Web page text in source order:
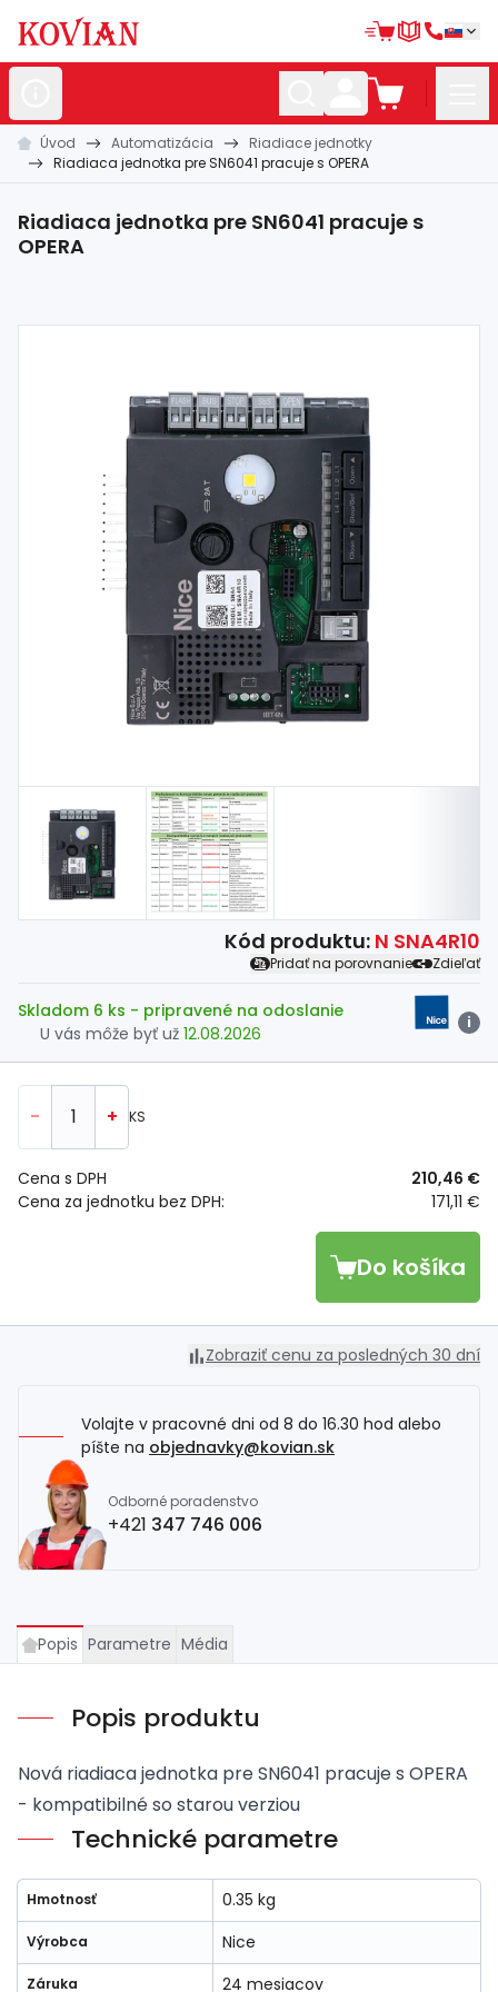
Nerezovépolotovary
Kovanépolotovary
Bránovésystémy
záhrada
materiál
Úvod Automatizácia
Riadiace jednotky
Riadiaca jednotka pre SN6041 pracuje s OPERA
Riadiaca jednotka pre SN6041 pracuje s
OPERA
Kód produktu: N SNA4R10
Pridať na porovnanie Zdieľať
Skladom 6 ks - pripravené na odoslanie
U vás môže byť už 12.08.2026
i
- + KS
Cena za jednotku bez DPH: 171,11 €
Cena s DPH 210,46 €
Do košíka
Zobraziť cenu za posledných 30 dní
Volajte v pracovné dni od 8 do 16.30 hod alebo
píšte na objednavky@kovian.sk
Odborné poradenstvo
+421 347 746 006
Popis Parametre Média
Popis produktu
Nová riadiaca jednotka pre SN6041 pracuje s OPERA
- kompatibilné so starou verziou
Technické parametre
Hmotnosť 0.35 kg
Výrobca Nice
Záruka 24 mesiacov